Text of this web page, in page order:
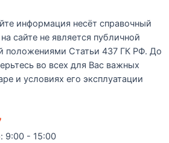
информация несёт справочный
сайте не является публичной
положениями Статьи 437 ГК РФ. До
во всех для Вас важных
и условиях его эксплуатации
9:00 - 15:00